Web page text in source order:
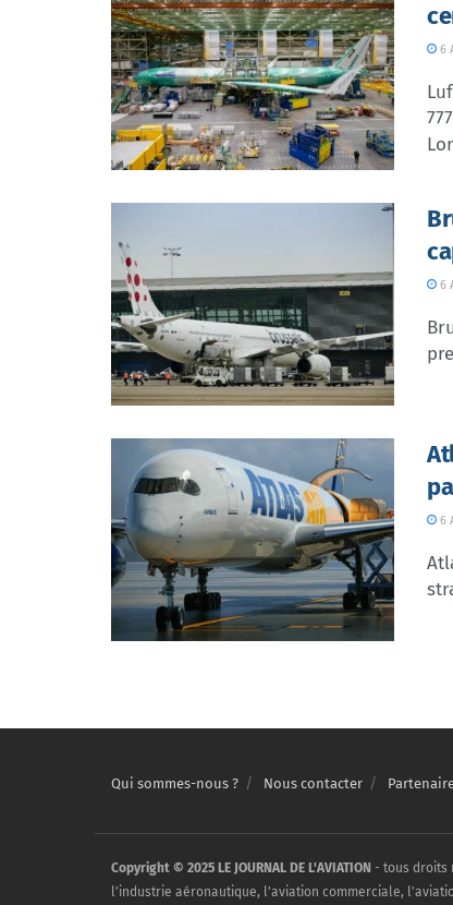
6
6
6
Qui sommes-nous ? Nous contacter
Copyright © 2025 LE JOURNAL DE L'AVIATION - tous droits
l'industrie aéronautique, l'aviation commerciale,